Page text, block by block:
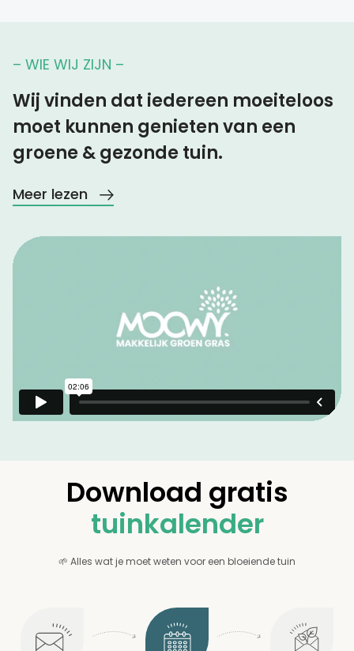
– WIE WIJ ZIJN –
Wij vinden dat iedereen moeiteloos
moet kunnen genieten van een
groene & gezonde tuin.
Meer lezen
Download gratis
tuinkalender
🌱 Alles wat je moet weten voor een bloeiende tuin